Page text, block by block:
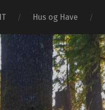
Hus og Have